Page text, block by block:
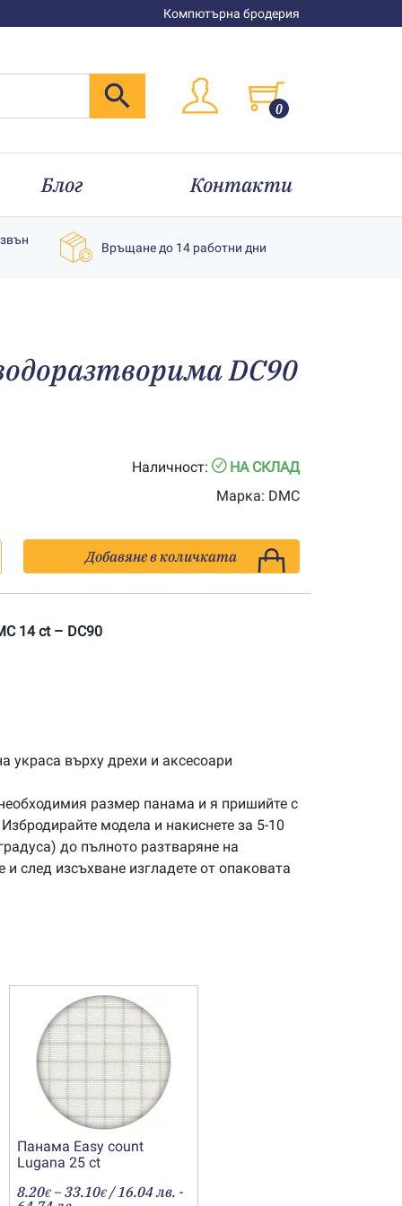
Компютърна бродерия
0
Блог Контакти
Връщане до 14 работни дни
DC90
Наличност:
НА СКЛАД
Марка: DMC
Добавяне в количката
14 ct – DC90
украса върху дрехи и аксесоари
размер панама и я пришийте с
модела и накиснете за 5-10
до пълното разтваряне на
след изсъхване изгладете от опаковата
Панама Easy count
Lugana 25 ct
8.20€ –33.10€Price
/ 16.04 лв. -